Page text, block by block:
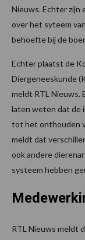
Nieuws. Echter zijn
over het syteem
behoefte bij de
Echter plaatst de
Diergeneeskunde
meldt RTL Nieuws.
laten weten dat de
tot het onthouden
meldt dat
ook andere
systeem hebben
RTL Nieuws meldt